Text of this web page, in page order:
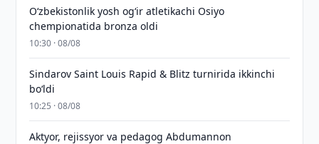
O‘zbekistonlik yosh og‘ir atletikachi Osiyo
chempionatida bronza oldi
10:30 · 08/08
Sindarov Saint Louis Rapid & Blitz turnirida ikkinchi
bo‘ldi
10:25 · 08/08
Aktyor, rejissyor va pedagog Abdumannon